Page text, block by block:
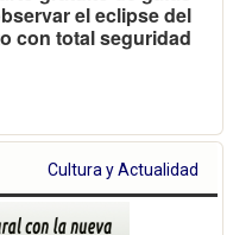
el eclipse del
con total seguridad
Cultura y Actualidad